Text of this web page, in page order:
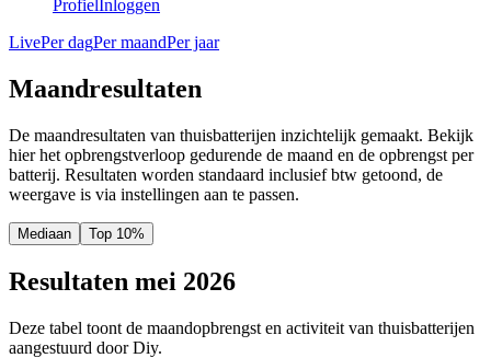
ProfielInloggen
LivePer dagPer maandPer jaar
Maandresultaten
De maandresultaten van thuisbatterijen inzichtelijk gemaakt. Bekijk
hier het opbrengstverloop gedurende de maand en de opbrengst per
batterij. Resultaten worden standaard inclusief btw getoond, de
weergave is via instellingen aan te passen.
Mediaan Top 10%
Resultaten mei 2026
Deze tabel toont de maandopbrengst en activiteit van thuisbatterijen
aangestuurd door Diy.